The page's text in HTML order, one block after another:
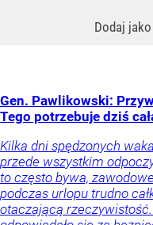
Dodaj jako
Gen. Pawlikowski:
Tego potrzebuje dziś
Kilka dni spędzonych
przede wszystkim
to często bywa,
podczas urlopu trudno
otaczającą